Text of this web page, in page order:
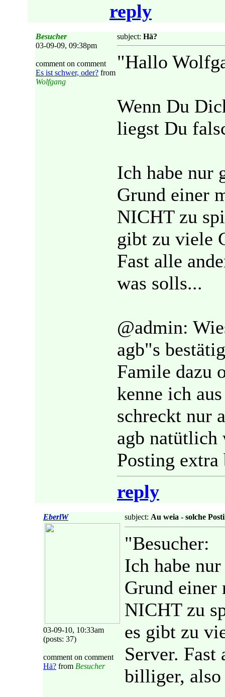
reply
Besucher
03-09-09, 09:38pm
comment on comment
Es ist schwer, oder? from
Wolfgang
subject: Hä?
"Hallo
Wenn Du
liegst Du
Ich habe nur
Grund einer
NICHT zu
gibt zu viele
Fast alle
was solls...
@admin:
agb"s
Famile dazu
kenne ich
schreckt nur
agb
Posting
reply
EberlW
03-09-10, 10:33am
(posts: 37)
comment on comment
Hä? from Besucher
subject: Au weia - solche
"Besucher:
Ich habe
Grund
NICHT zu
es gibt zu
Server. Fast
billiger, also